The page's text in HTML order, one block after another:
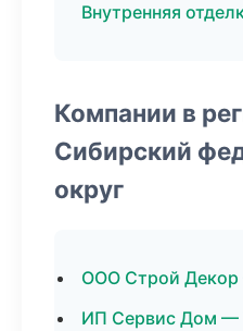
Внутренняя
Компании в
Сибирский
округ
ООО Строй
ИП Сервис Дом —